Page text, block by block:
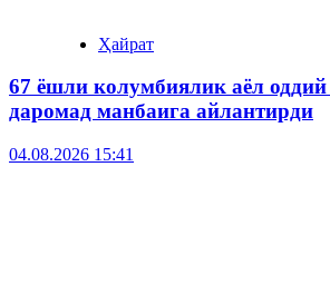
Ҳайрат
67 ёшли колумбиялик аёл
даромад манбаига айлантирди
04.08.2026 15:41